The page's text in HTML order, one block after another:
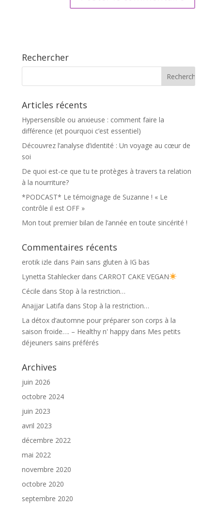
Rechercher
Articles récents
Hypersensible ou anxieuse : comment faire la
différence (et pourquoi c’est essentiel)
Découvrez l’analyse d’identité : Un voyage au cœur de
soi
De quoi est-ce que tu te protèges à travers ta relation
à la nourriture?
*PODCAST* Le témoignage de Suzanne ! « Le
contrôle il est OFF »
Mon tout premier bilan de l’année en toute sincérité !
Commentaires récents
erotik izle dans Pain sans gluten à IG bas
Lynetta Stahleckerdans CARROT CAKE VEGAN
Cécile dans Stop à la restriction…
Anajjar Latifa dans Stop à la restriction…
La détox d’automne pour préparer son corps à la
saison froide…. – Healthy n' happydans Mes petits
déjeuners sains préférés
Archives
juin 2026
octobre 2024
juin 2023
avril 2023
décembre 2022
mai 2022
novembre 2020
octobre 2020
septembre 2020